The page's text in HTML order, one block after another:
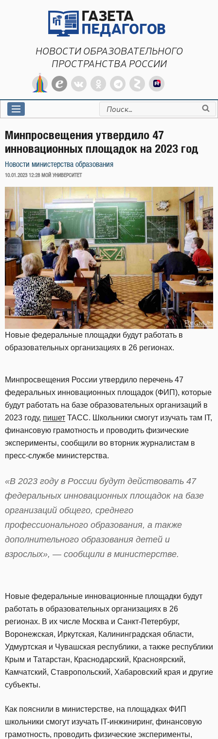
НОВОСТИ ОБРАЗОВАТЕЛЬНОГО
ПРОСТРАНСТВА РОССИИ
Искать:
Минпросвещения утвердило 47
инновационных площадок на 2023 год
Новости министерства образования
ОПУБЛИКОВАНО
10.01.2023 12:28 МОЙ УНИВЕРСИТЕТ
Новые федеральные площадки будут работать в
образовательных организациях в 26 регионах.
Минпросвещения России утвердило перечень 47
федеральных инновационных площадок (ФИП), которые
будут работать на базе образовательных организаций в
2023 году, пишет ТАСС. Школьники смогут изучать там IT,
финансовую грамотность и проводить физические
эксперименты, сообщили во вторник журналистам в
пресс-службе министерства.
«В 2023 году в России будут действовать 47
федеральных инновационных площадок на базе
организаций общего, среднего
профессионального образования, а также
дополнительного образования детей и
взрослых», — сообщили в министерстве.
Новые федеральные инновационные площадки будут
работать в образовательных организациях в 26
регионах. В их числе Москва и Санкт-Петербург,
Воронежская, Иркутская, Калининградская области,
Удмуртская и Чувашская республики, а также республики
Крым и Татарстан, Краснодарский, Красноярский,
Камчатский, Ставропольский, Хабаровский края и другие
субъекты.
Как пояснили в министерстве, на площадках ФИП
школьники смогут изучать IT-инжиниринг, финансовую
грамотность, проводить физические эксперименты,